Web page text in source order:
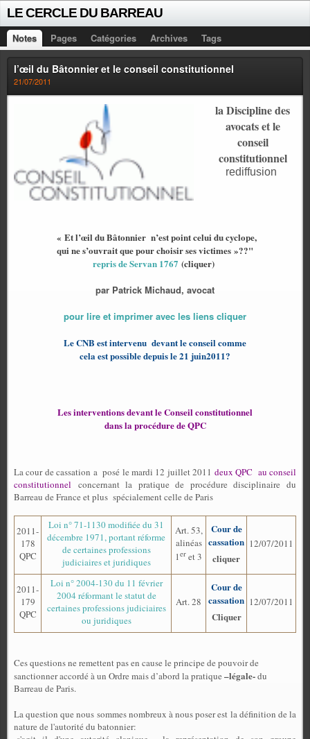
LE CERCLE DU BARREAU
Notes Pages Catégories Archives Tags
l’œil du Bâtonnier et le conseil constitutionnel
21/07/2011
laDiscipline des
avocats et le
conseil
constitutionnel
rediffusion
« Et l’œil du Bâtonnier n’est point celui du cyclope,
qui ne s’ouvrait que pour choisir ses victimes »??"
repris de Servan 1767 (cliquer)
par Patrick Michaud, avocat
pour lire et imprimer avec les liens cliquer
Le CNB est intervenu devant le conseil comme
cela est possible depuis le 21 juin2011?
Les interventions devant le Conseil constitutionnel
dans la procédure de QPC
La cour de cassation a posé le mardi 12 juillet 2011 deux QPC au conseil
constitutionnel
concernant la pratique de procédure disciplinaire du
Barreau de France et plus spécialement celle de Paris
2011-
178
QPC
Loi n° 71-1130 modifiée du 31
décembre 1971, portant réforme
de certaines professions
judiciaires et juridiques
Art. 53,
alinéas
1er et 3
Cour de
cassation
cliquer
12/07/2011
2011-
179
QPC
Loi n° 2004-130 du 11 février
2004 réformant le statut de
certaines professions judiciaires
ou juridiques
Art. 28
Cour de
cassation
Cliquer
12/07/2011
Ces questions ne remettent pas en cause le principe de pouvoir de
sanctionner accordé à un Ordre mais d’abord la pratique –légale-du
Barreau de Paris.
La question que nous sommes nombreux à nous poser est la définition de la
nature de l'autorité du batonnier: